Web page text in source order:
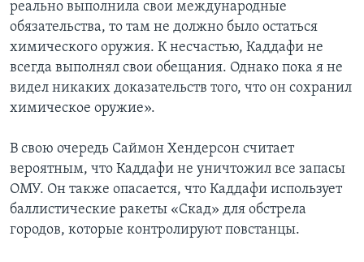
реально выполнила свои международные
обязательства, то там не должно было остаться
химического оружия. К несчастью, Каддафи не
всегда выполнял свои обещания. Однако пока я не
видел никаких доказательств того, что он сохранил
химическое оружие».
В свою очередь Саймон Хендерсон считает
вероятным, что Каддафи не уничтожил все запасы
ОМУ. Он также опасается, что Каддафи использует
баллистические ракеты «Скад» для обстрела
городов, которые контролируют повстанцы.